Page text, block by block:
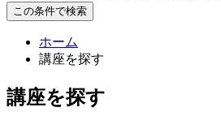
この条件で検索
ホーム
講座を探す
講座を探す